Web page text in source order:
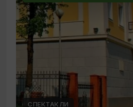
СПЕКТАКЛИ